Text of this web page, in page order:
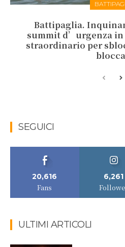
Battipaglia.
summit d’urgenza
straordinario per
SEGUICI
20,616
Fans
6,261
ULTIMI ARTICOLI